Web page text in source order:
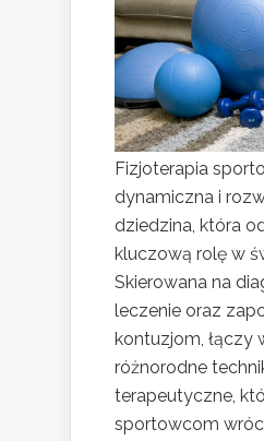
Fizjoterapia
dynamiczna i
dziedzina, która
kluczową rolę w
Skierowana na
leczenie oraz
kontuzjom, łączy
różnorodne
terapeutyczne,
sportowcom